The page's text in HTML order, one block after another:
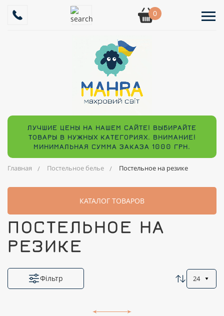
0
ЛУЧШИЕ ЦЕНЫ НА НАШЕМ САЙТЕ! ВЫБИРАЙТЕ
ТОВАРЫ В НУЖНЫХ КАТЕГОРИЯХ. ВНИМАНИЕ!
МИНИМАЛЬНАЯ СУММА ЗАКАЗА 1000 ГРН.
Главная Постельное белье Постельное на резике
КАТАЛОГ ТОВАРОВ
ПОСТЕЛЬНОЕ НА
РЕЗИКЕ
Фільтр 24